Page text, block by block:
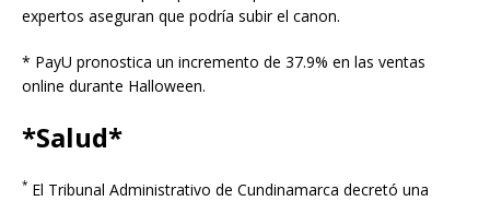
expertos aseguran que podría subir el canon.
* PayU pronostica un incremento de 37.9% en las ventas
online durante Halloween.
*Salud*
* El Tribunal Administrativo de Cundinamarca decretó una